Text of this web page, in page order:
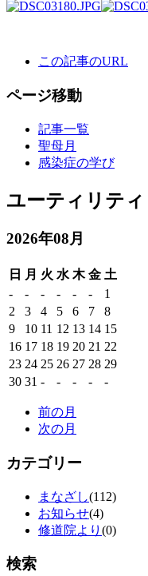
この記事のURL
ページ移動
記事一覧
聖母月
感染症の学び
ユーティリティ
2026年08月
日 月 火 水 木 金 土
-
- - - - -
1
2
3 4 5 6 7
8
9
10 11 12 13 14 15
16 17 18 19 20 21 22
23 24 25 26 27 28 29
30 31 - - - - -
前の月
次の月
カテゴリー
まなざし(112)
お知らせ(4)
修道院より (0)
検索